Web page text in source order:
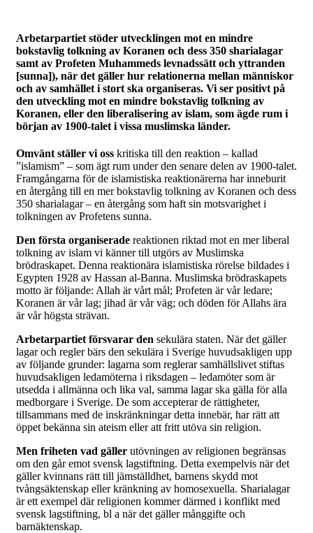
Arbetarpartiet stöder utvecklingen mot en mindre
bokstavlig tolkning av Koranen och dess 350 sharialagar
samt av Profeten Muhammeds levnadssätt och yttranden
[sunna]), när det gäller hur relationerna mellan människor
och av samhället i stort ska organiseras. Vi ser positivt på
den utveckling mot en mindre bokstavlig tolkning av
Koranen, eller den liberalisering av islam, som ägde rum i
början av 1900-talet i vissa muslimska länder.
Omvänt ställer vi oss kritiska till den reaktion – kallad
”islamism” – som ägt rum under den senare delen av 1900-talet.
Framgångarna för de islamistiska reaktionärerna har inneburit
en återgång till en mer bokstavlig tolkning av Koranen och dess
350 sharialagar – en återgång som haft sin motsvarighet i
tolkningen av Profetens sunna.
Den första organiserade reaktionen riktad mot en mer liberal
tolkning av islam vi känner till utgörs av Muslimska
brödraskapet. Denna reaktionära islamistiska rörelse bildades i
Egypten 1928 av Hassan al-Banna. Muslimska brödraskapets
motto är följande: Allah är vårt mål; Profeten är vår ledare;
Koranen är vår lag; jihad är vår väg; och döden för Allahs ära
är vår högsta strävan.
Arbetarpartiet försvarar den sekulära staten. När det gäller
lagar och regler bärs den sekulära i Sverige huvudsakligen upp
av följande grunder: lagarna som reglerar samhällslivet stiftas
huvudsakligen ledamöterna i riksdagen – ledamöter som är
utsedda i allmänna och lika val, samma lagar ska gälla för alla
medborgare i Sverige. De som accepterar de rättigheter,
tillsammans med de inskränkningar detta innebär, har rätt att
öppet bekänna sin ateism eller att fritt utöva sin religion.
Men friheten vad gäller utövningen av religionen begränsas
om den går emot svensk lagstiftning. Detta exempelvis när det
gäller kvinnans rätt till jämställdhet, barnens skydd mot
tvångsäktenskap eller kränkning av homosexuella. Sharialagar
är ett exempel där religionen kommer därmed i konflikt med
svensk lagstiftning, bl a när det gäller månggifte och
barnäktenskap.